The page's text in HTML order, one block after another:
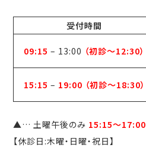
受付時間
09:15 – 13:00 （初診〜12:30）
15:15 – 19:00 （初診〜18:30）
▲ … 土曜午後のみ 15:15〜17:00
【休診日:木曜・日曜・祝日】